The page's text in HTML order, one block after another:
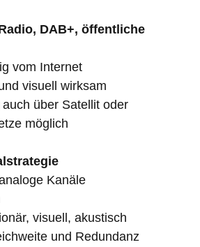
DAB+, öffentliche
vom Internet
visuell wirksam
über Satellit oder
möglich
Kanäle
visuell, akustisch
und Redundanz